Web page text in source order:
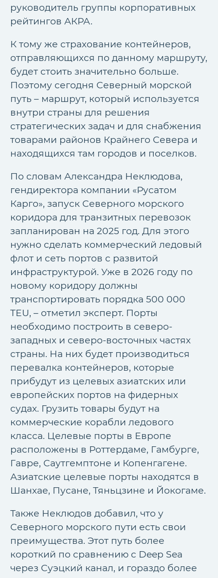
руководитель группы корпоративных
рейтингов АКРА.
К тому же страхование контейнеров,
отправляющихся по данному маршруту,
будет стоить значительно больше.
Поэтому сегодня Северный морской
путь – маршрут, который используется
внутри страны для решения
стратегических задач и для снабжения
товарами районов Крайнего Севера и
находящихся там городов и поселков.
По словам Александра Неклюдова,
гендиректора компании «Русатом
Карго», запуск Северного морского
коридора для транзитных перевозок
запланирован на 2025 год. Для этого
нужно сделать коммерческий ледовый
флот и сеть портов с развитой
инфраструктурой. Уже в 2026 году по
новому коридору должны
транспортировать порядка 500 000
TEU, – отметил эксперт. Порты
необходимо построить в северо-
западных и северо-восточных частях
страны. На них будет производиться
перевалка контейнеров, которые
прибудут из целевых азиатских или
европейских портов на фидерных
судах. Грузить товары будут на
коммерческие корабли ледового
класса. Целевые порты в Европе
расположены в Роттердаме, Гамбурге,
Гавре, Саутгемптоне и Копенгагене.
Азиатские целевые порты находятся в
Шанхае, Пусане, Тяньцзине и Йокогаме.
Также Неклюдов добавил, что у
Северного морского пути есть свои
преимущества. Этот путь более
короткий по сравнению с Deep Sea
через Суэцкий канал, и гораздо более